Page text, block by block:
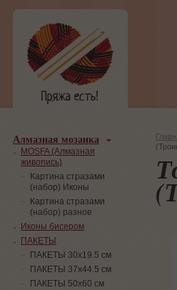
Алмазная мозаика
MOSFA (Алмазная
живопись)
Картина стразами
(набор) Иконы
Картина стразами
(набор) разное
Иконы бисером
ПАКЕТЫ
ПАКЕТЫ 30х19.5 см
ПАКЕТЫ 37х44.5 см
ПАКЕТЫ 50х60 см